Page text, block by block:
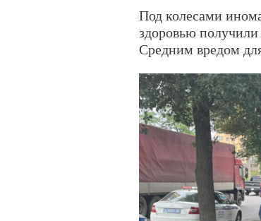
Под колесами
здоровью
Средним вредом